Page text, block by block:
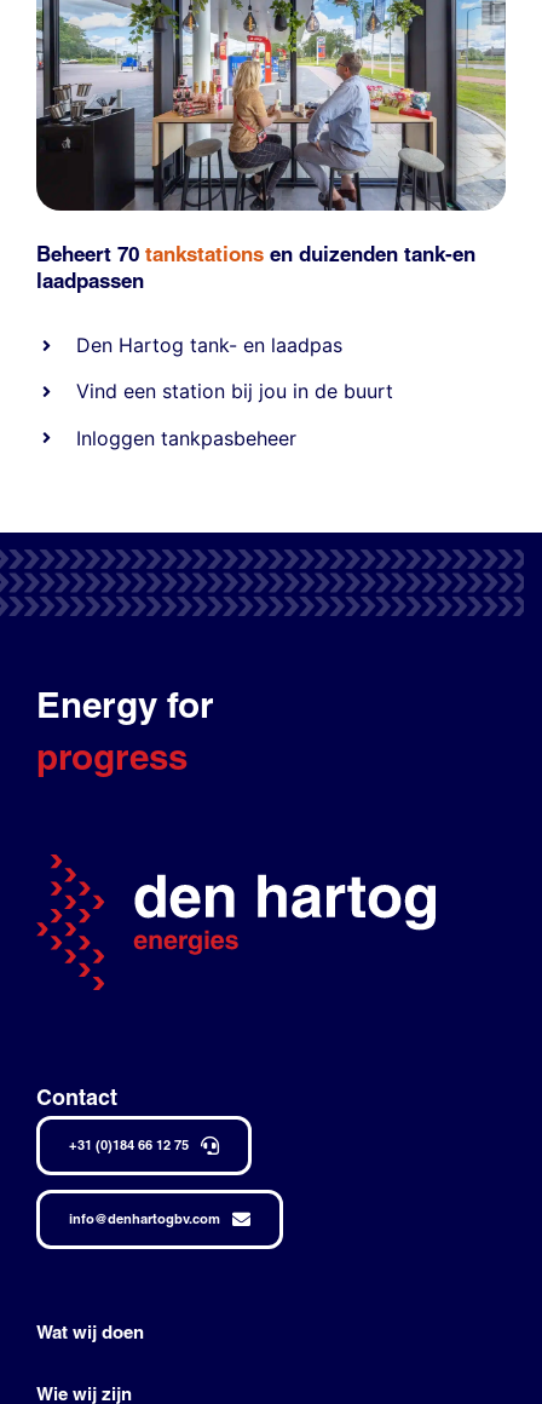
Beheert 70 tankstations en duizenden tank-en
laadpassen
Den Hartog tank- en laadpas
Vind een station bij jou in de buurt
Inloggen tankpasbeheer
Energy for
progress
Contact
+31 (0)184 66 12 75
info@denhartogbv.com
Wat wij doen
Wie wij zijn